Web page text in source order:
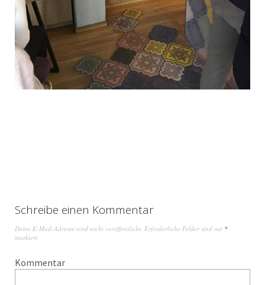
Schreibe einen Kommentar
Deine E-Mail-Adresse wird nicht veröffentlicht. Erforderliche Felder sind mit *
markiert
Kommentar